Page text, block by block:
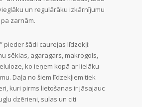
un regulārāku izkārnījumu
zarnām.
pieder šādi caurejas līdzekļi:
sēklas, agaragars, makrogols,
ko ieņem kopā ar lielāku
Daļa no šiem līdzekļiem tiek
kuri pirms lietošanas ir jāsajauc
dzērieni, sulas un citi